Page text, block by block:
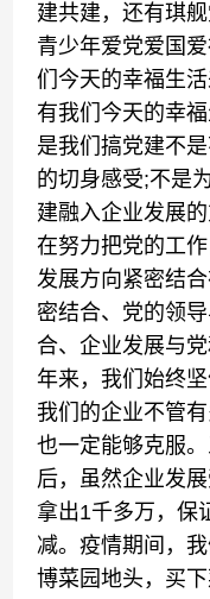
建共建，还有琪
青少年爱党爱国
们今天的幸福生
有我们今天的幸
是我们搞党建不
的切身感受;不是
建融入企业发展
在努力把党的工
发展方向紧密结
密结合、党的领
合、企业发展与
年来，我们始终
我们的企业不管
也一定能够克服
后，虽然企业发
拿出1千多万，保
减。疫情期间，
博菜园地头，买